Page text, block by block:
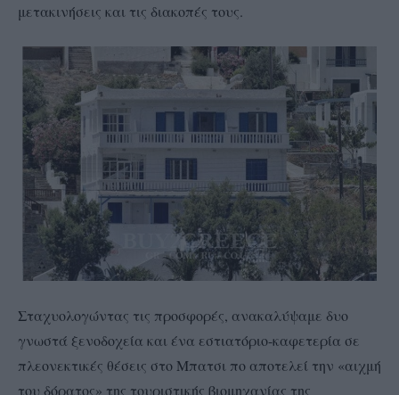
μετακινήσεις και τις διακοπές τους.
Σταχυολογώντας τις προσφορές, ανακαλύψαμε δυο
γνωστά ξενοδοχεία και ένα εστιατόριο-καφετερία σε
πλεονεκτικές θέσεις στο Μπατσι πο αποτελεί την «αιχμή
του δόρατος» της τουριστικής βιομηχανίας της